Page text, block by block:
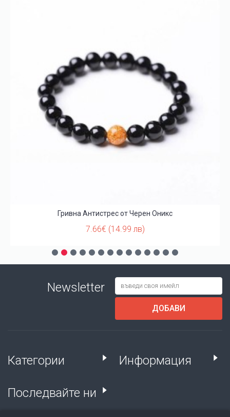
Гривна Антистрес от Черен Оникс
7.66€ (14.99 лв)
Newsletter
ДОБАВИ
Категории Информация
Последвайте ни